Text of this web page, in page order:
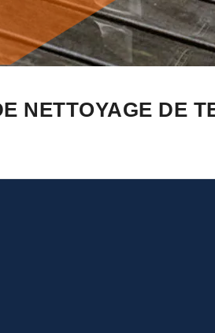
NETTOYAGE DE